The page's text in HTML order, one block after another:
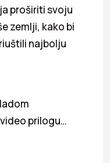
proširiti svoju
zemlji, kako bi
najbolju
prilogu…